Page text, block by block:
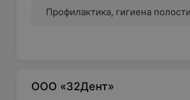
Профилактика, гигиена
ООО «32Дент»